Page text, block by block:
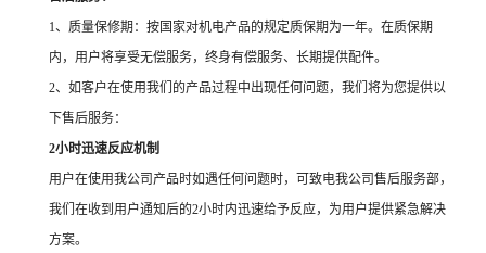
1、质量保修期：按国家对机电产品的规定质保期为一年。在质保期
内，用户将享受无偿服务，终身有偿服务、长期提供配件。
2、如客户在使用我们的产品过程中出现任何问题，我们将为您提供以
下售后服务：
2小时迅速反应机制
用户在使用我公司产品时如遇任何问题时，可致电我公司售后服务部，
我们在收到用户通知后的2小时内迅速给予反应，为用户提供紧急解决
方案。